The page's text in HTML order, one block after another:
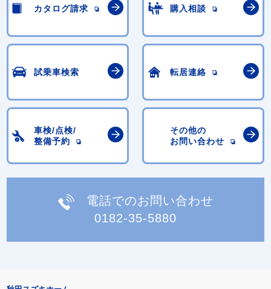
カタログ請求 購入相談
試乗車検索 転居連絡
車検/点検/
整備予約
その他の
お問い合わせ
電話でのお問い合わせ
0182-35-5880